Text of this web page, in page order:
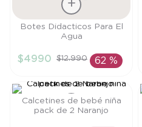
Talla
AÑADIR AL
Botes Didacticos Para El
Agua
$4990 $12.990 62 %
Calcetines de bebé niña
pack de 2 Naranjo